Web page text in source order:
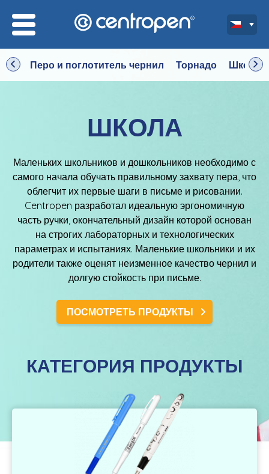
Перо и поглотитель чернил Торнадо
ШКОЛА
Маленьких школьников и дошкольников необходимо с
самого начала обучать правильному захвату пера, что
облегчит их первые шаги в письме и рисовании.
Centropen разработал идеальную эргономичную
часть ручки, окончательный дизайн которой основан
на строгих лабораторных и технологических
параметрах и испытаниях. Маленькие школьники и их
родители также оценят неизменное качество чернил и
долгую стойкость при письме.
ПОСМОТРЕТЬ ПРОДУКТЫ
КАТЕГОРИЯ ПРОДУКТЫ